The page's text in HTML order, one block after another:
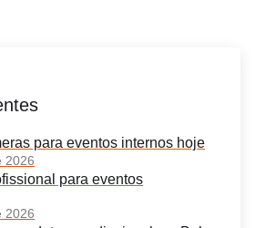
para eventos internos hoje
2026
para eventos
2026